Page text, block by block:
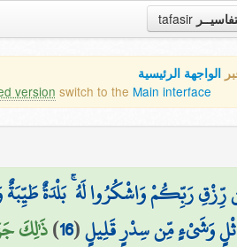
tafasir
الواجهة الرئيسية
version switch to the Main interface
رِّزْقِ رَبِّكُمْ وَاشْكُرُوا لَهُ ۚ بَلْدَةٌ
وَشَيْءٍ مِّن سِدْرٍ قَلِيلٍ(
16
)ذَٰلِكَ